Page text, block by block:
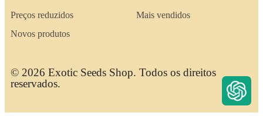
Preços reduzidos
Novos produtos
Mais vendidos
© 2026 Exotic Seeds Shop. Todos os direitos
reservados.